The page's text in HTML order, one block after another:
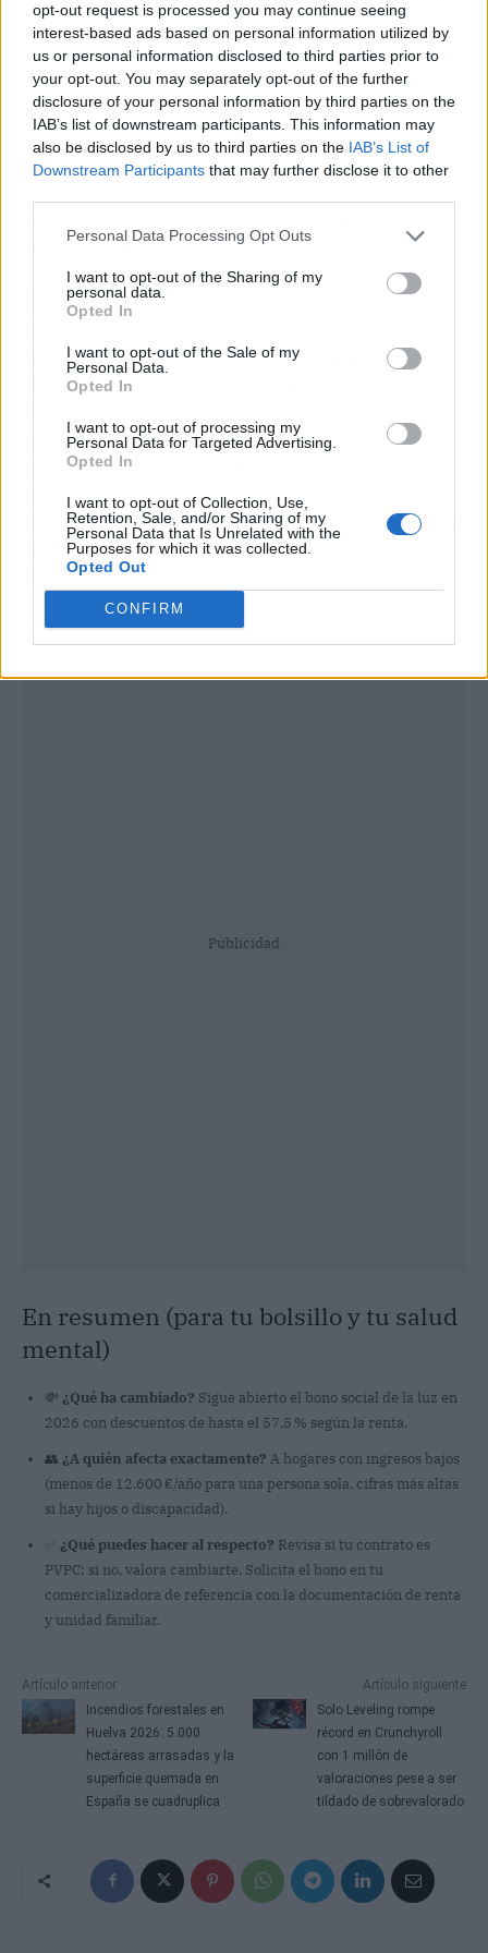
opt-out request is processed you may continue seeing
interest-based ads based on personal information utilized by
us or personal information disclosed to third parties prior to
your opt-out. You may separately opt-out of the further
disclosure of your personal information by third parties on the
IAB’s list of downstream participants. This information may
also be disclosed by us to third parties on the IAB’s List of
Downstream Participants that may further disclose it to other
Personal Data Processing Opt Outs
I want to opt-out of the Sharing of my
personal data.
Opted In
I want to opt-out of the Sale of my
Personal Data.
Opted In
I want to opt-out of processing my
Personal Data for Targeted Advertising.
Opted In
I want to opt-out of Collection, Use,
Retention, Sale, and/or Sharing of my
Personal Data that Is Unrelated with the
Purposes for which it was collected.
Opted Out
CONFIRM
medio de un hogar español ronda los 3.500 kWh
al año, según los últimos datos de Red Eléctrica.
Así que si tu familia es de dos adultos y un niño,
la ayuda cubre la mayor parte, pero si vives
solo, el margen es más estrecho y cualquier
sobreconsumo te obliga a pagar el tramo sin
euros, que no es moco de pavo.
El bono social se renovó en 2022 tras la crisis
esos niveles. Sin embargo sigue siendo una
ayuda vinculada al mercado regulado, lo que
pasaron al mercado libre buscando tarifas
planas o servicios añadidos. Volver al PVPC
implica renunciar a esas comodidades, pero
para muchos puede salir a cuenta si la rebaja es
sustancial. Lo suyo es hacer números con tu
factura actual.
Publicidad
En resumen (para tu bolsillo y tu salud
mental)
💸 ¿Qué ha cambiado? Sigue abierto el bono social de la luz en
2026 con descuentos de hasta el 57,5 % según la renta.
👥 ¿A quién afecta exactamente? A hogares con ingresos bajos
(menos de 12.600 €/año para una persona sola, cifras más altas
si hay hijos o discapacidad).
¿Qué puedes hacer al respecto? Revisa si tu contrato es
PVPC; si no, valora cambiarte. Solicita el bono en tu
comercializadora de referencia con la documentación de renta
y unidad familiar.
Artículo anterior
Incendios forestales en
Huelva 2026: 5.000
hectáreas arrasadas y la
superficie quemada en
España se cuadruplica
Artículo siguiente
Solo Leveling rompe
récord en Crunchyroll
con 1 millón de
valoraciones pese a ser
tildado de sobrevalorado